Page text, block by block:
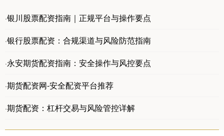
·银川股票配资指南｜正规平台与操作要点
·银行股票配资：合规渠道与风险防范指南
·永安期货配资指南：安全操作与风控要点
·期货配资网-安全配资平台推荐
·期货配资：杠杆交易与风险管控详解